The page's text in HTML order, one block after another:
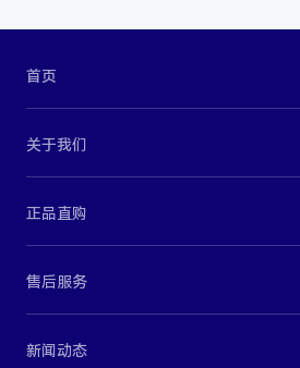
首页
关于我们
正品直购
售后服务
新闻动态